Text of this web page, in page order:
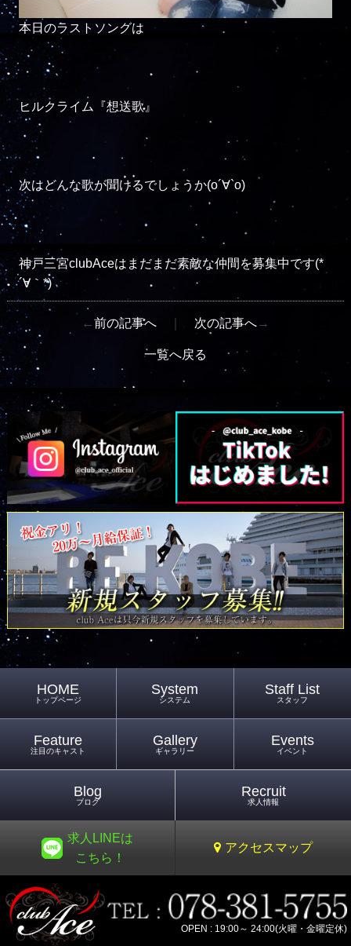
本日のラストソングは
ヒルクライム『想送歌』
次はどんな歌が聞けるでしょうか(о´∀`о)
神戸三宮clubAceはまだまだ素敵な仲間を募集中です(*
´∀｀*)
←前の記事へ 次の記事へ→
一覧へ戻る
HOME
トップページ
System
システム
Staff List
スタッフ
Feature
注目のキャスト
Gallery
ギャラリー
Events
イベント
Blog
ブログ
Recruit
求人情報
求人LINEは
こちら！
アクセスマップ
OPEN : 19:00～ 24:00(火曜・金曜定休)